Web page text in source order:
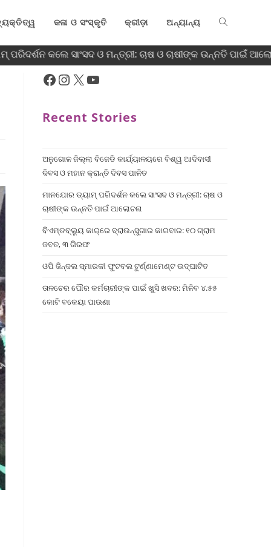
କଳା ଓ ସଂସ୍କୃତି କ୍ରୀଡ଼ା ଅନ୍ୟାନ୍ୟ
ପରିଦର୍ଶନ କଲେ ସାଂସଦ ଓ ମନ୍ତ୍ରୀ: ଚାଷ ଓ ଚାଷୀଙ୍କ ଉନ୍ନତି ପାଇଁ
Recent Stories
ଅନୁଗୋଳ ଜିଲ୍ଲା ବିଜେଡି କାର୍ଯ୍ୟାଳୟରେ ବିଶ୍ୱ ଆଦିବାସୀ
ଦିବସ ଓ ମହାନ କ୍ରାନ୍ତି ଦିବସ ପାଳିତ
ମାନଯୋର ଡ୍ୟାମ୍ ପରିଦର୍ଶନ କଲେ ସାଂସଦ ଓ ମନ୍ତ୍ରୀ: ଚାଷ ଓ
ଚାଷୀଙ୍କ ଉନ୍ନତି ପାଇଁ ଆଲୋଚନା
ବିଏମ୍‌ଡବ୍ଲ୍ୟୁ କାର୍‌ରେ ବ୍ରାଉନ୍‌ସୁଗାର କାରବାର: ୧୦ ଗ୍ରାମ
ଜବତ, ୩ ଗିରଫ
ଓପି ଜିନ୍ଦଲ ସ୍ମାରକୀ ଫୁଟବଲ ଟୁର୍ଣ୍ଣାମେଣ୍ଟ ଉଦ୍ଘାଟିତ
ତାଳଚେର ପୌର କର୍ମଚାରୀଙ୍କ ପାଇଁ ଖୁସି ଖବର: ମିଳିବ ୪.୫୫
କୋଟି ବକେୟା ପାଉଣା